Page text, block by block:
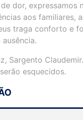
dor, expressamos
aos familiares,
traga conforto e
Sargento
esquecidos.